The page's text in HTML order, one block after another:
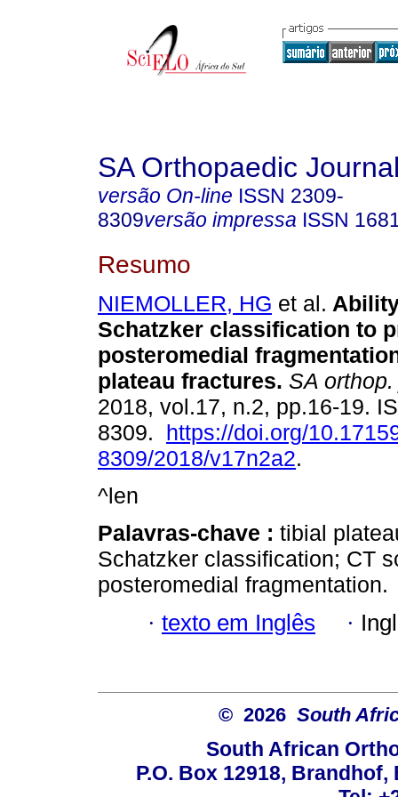
SA Orthopaedic
versão On-line ISSN 2309-
8309versão impressa ISSN
Resumo
NIEMOLLER, HG et al.
Schatzker classification to
posteromedial
plateau fractures. SA
2018, vol.17, n.2, pp.16-19.
8309. https://doi.org/
8309/2018/v17n2a2.
^len
Palavras-chave : tibial
Schatzker classification; CT
posteromedial fragmentation.
· texto em Inglês ·
© 2026 South
South African
P.O. Box 12918,